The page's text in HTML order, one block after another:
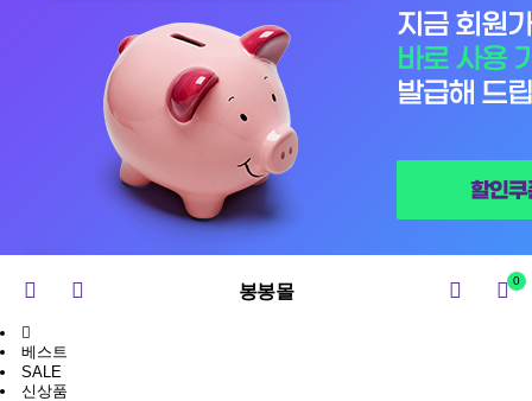
봉봉몰 0
베스트
SALE
신상품